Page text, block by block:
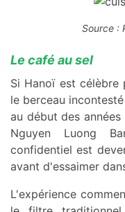
Source :
Le café au sel
Si Hanoï est
le berceau
au début des
Nguyen Luong
confidentiel est
avant d'essaimer
L'expérience